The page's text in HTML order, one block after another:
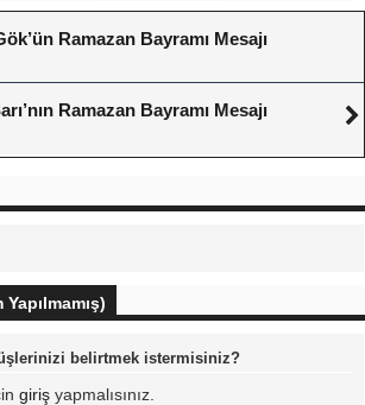
Ramazan Bayramı Mesajı
Ramazan Bayramı Mesajı
belirtmek istermisiniz?
giriş yapmalısınız.